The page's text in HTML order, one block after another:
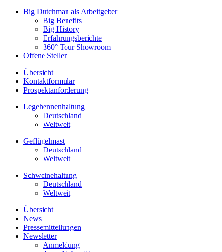
Big Dutchman als Arbeitgeber
Big Benefits
Big History
Erfahrungsberichte
360° Tour Showroom
Offene Stellen
Übersicht
Kontaktformular
Prospektanforderung
Legehennenhaltung
Deutschland
Weltweit
Geflügelmast
Deutschland
Weltweit
Schweinehaltung
Deutschland
Weltweit
Übersicht
News
Pressemitteilungen
Newsletter
Anmeldung